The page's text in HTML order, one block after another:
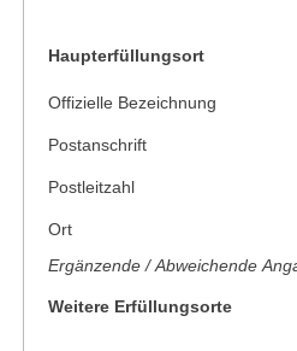
Haupterfüllungsort
Offizielle Bezeichnung
Postanschrift
Postleitzahl
Ort
Ergänzende / Abweichende
Weitere Erfüllungsorte